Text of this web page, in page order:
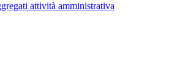
attività amministrativa